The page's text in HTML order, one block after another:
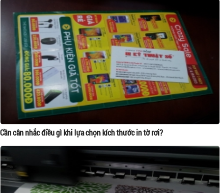
Cần cân nhắc điều gì khi lựa chọn kích thước in tờ rơi?